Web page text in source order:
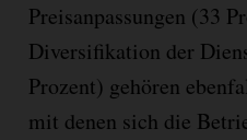
Preisanpassungen (33
Diversifikation der
Prozent) gehören
mit denen sich die